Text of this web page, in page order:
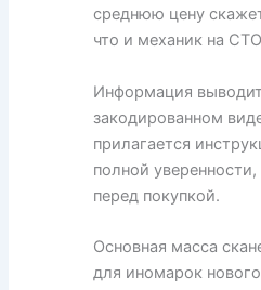
среднюю цену
что и механик на
Информация
закодированном
прилагается
полной
перед покупкой.
Основная масса
для иномарок